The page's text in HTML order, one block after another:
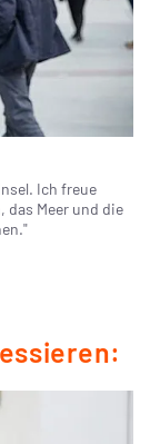
Ich freue
das Meer und die